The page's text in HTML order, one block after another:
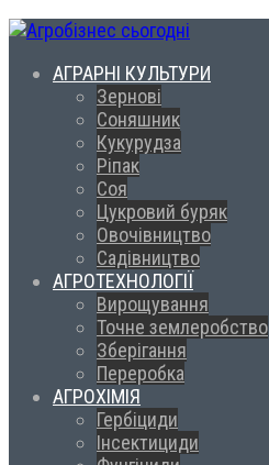
АГРАРНІ КУЛЬТУРИ
Зернові
Соняшник
Кукурудза
Ріпак
Соя
Цукровий буряк
Овочівництво
Садівництво
АГРОТЕХНОЛОГІЇ
Вирощування
Точне землеробство
Зберігання
Переробка
АГРОХІМІЯ
Гербіциди
Інсектициди